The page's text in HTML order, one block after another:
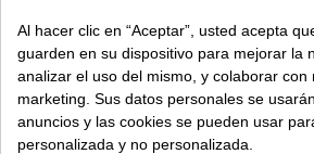
ACERCA DE BENGALA
AYUDA
Al hacer clic en “Aceptar”, usted acepta
guarden en su dispositivo para mejorar la
analizar el uso del mismo, y colaborar con
marketing. Sus datos personales se
anuncios y las cookies se pueden usar
personalizada y no personalizada.